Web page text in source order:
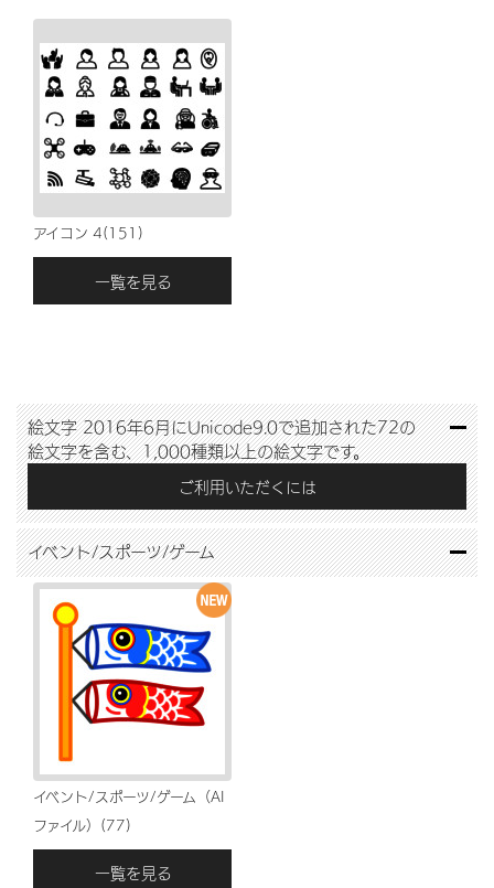
アイコン 4(151)
一覧を見る
絵文字2016年6月にUnicode9.0で追加された72の
絵文字を含む、1,000種類以上の絵文字です。
ご利用いただくには
イベント/スポーツ/ゲーム
イベント/スポーツ/ゲーム（AI
ファイル）(77)
一覧を見る